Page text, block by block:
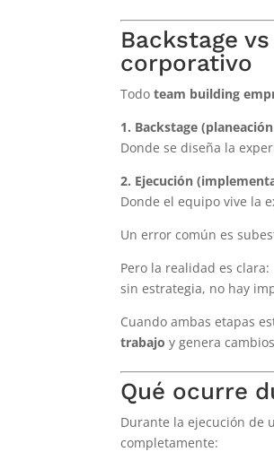
Backstage
corporativo
Todoteam building
1. Backstage
Donde se diseña la
2. Ejecución
Donde el equipo vive la
Un error común es
Pero la realidad es clara:
sin estrategia, no hay
Cuando ambas etapas
trabajo y genera
Qué ocurre
Durante la ejecución de
completamente: